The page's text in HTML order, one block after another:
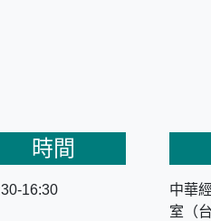
時間
16:30
中華
室（